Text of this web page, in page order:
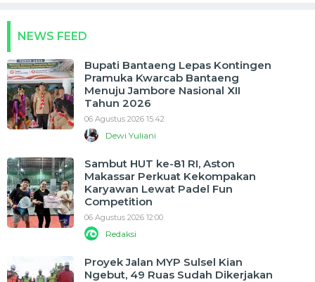
NEWS FEED
Bupati Bantaeng Lepas Kontingen
Pramuka Kwarcab Bantaeng
Menuju Jambore Nasional XII
Tahun 2026
06 Agustus 2026 15:42
Dewi Yuliani
Sambut HUT ke-81 RI, Aston
Makassar Perkuat Kekompakan
Karyawan Lewat Padel Fun
Competition
06 Agustus 2026 12:00
Redaksi
Proyek Jalan MYP Sulsel Kian
Ngebut, 49 Ruas Sudah Dikerjakan